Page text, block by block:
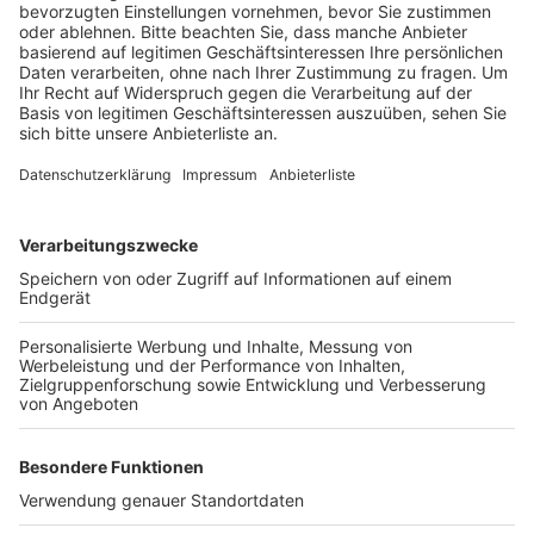
Veröffentlicht:Montag, 03.06.2024 16:22
Anzeige
Es gibt Cocktails, Burger und Schaschlik, aber auch
Die Kids können sich auf Figuren aus Luftballons,
Hüpfburgen und eine Popcornmaschine freuen. Der
Feierabendmarkt auf der Flach-Fengler-Straße geht
bis 21 Uhr. Er findet bis September an jedem ersten
Donnerstag im Monat statt.
Anzeige